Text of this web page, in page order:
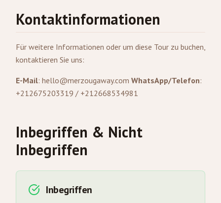
Kontaktinformationen
Für weitere Informationen oder um diese Tour zu buchen,
kontaktieren Sie uns:
E-Mail: hello@merzougaway.com WhatsApp/Telefon:
+212675203319 / +212668534981
Inbegriffen & Nicht
Inbegriffen
Inbegriffen